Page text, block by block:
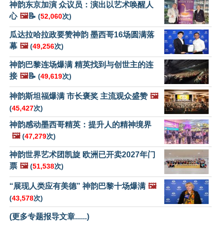
神韵东京加演 众议员：演出以艺术唤醒人
心 🖼️📝 (52,060次)
瓜达拉哈拉政要赞神韵 墨西哥16场圆满落
幕 🖼️ (49,256次)
神韵巴黎连场爆满 精英找到与创世主的连
接 🖼️📝 (49,619次)
神韵斯坦福爆满 市长褒奖 主流观众盛赞 🖼️
(45,427次)
神韵感动墨西哥精英：提升人的精神境界
🖼️ (47,279次)
神韵世界艺术团凯旋 欧洲已开卖2027年门
票 🖼️ (51,538次)
“展现人类应有美德” 神韵巴黎十场爆满 🖼️
(43,578次)
(更多专题报导文章......)